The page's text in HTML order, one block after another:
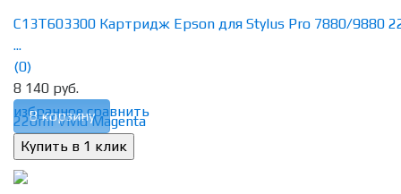
избранное сравнить
C13T603300 Картридж Epson для Stylus Pro 7880/9880
...
(0)
8 140 руб.
В корзину